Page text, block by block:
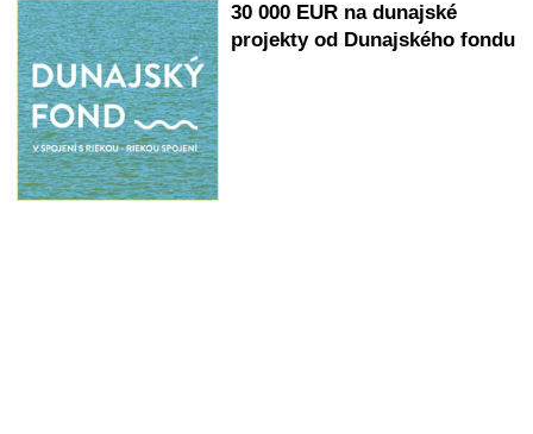
30 000 EUR na dunajské
projekty od Dunajského fondu